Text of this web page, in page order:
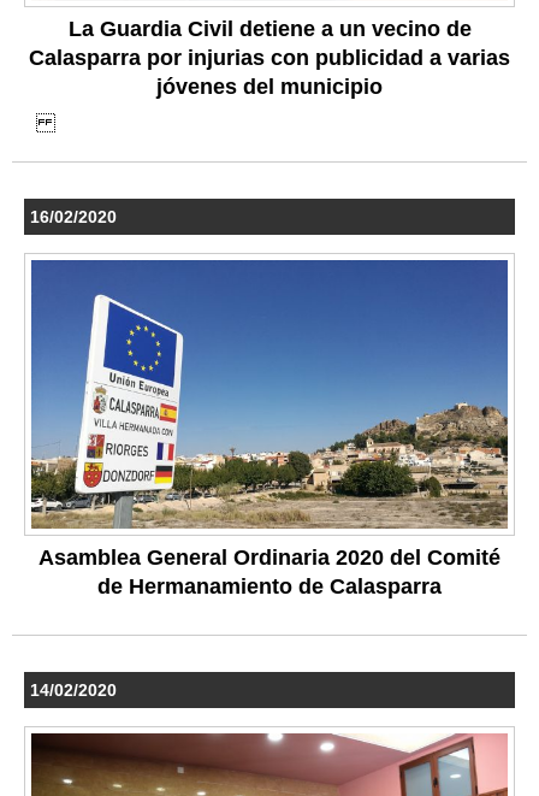
La Guardia Civil detiene a un vecino de
Calasparra por injurias con publicidad a varias
jóvenes del municipio
16/02/2020
Asamblea General Ordinaria 2020 del Comité
de Hermanamiento de Calasparra
14/02/2020